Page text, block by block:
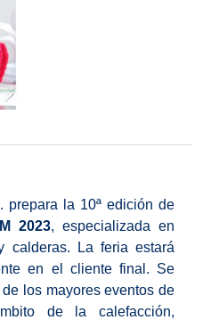
prepara la 10ª edición de
2023, especializada en
calderas. La feria estará
en el cliente final. Se
los mayores eventos de
de la calefacción,